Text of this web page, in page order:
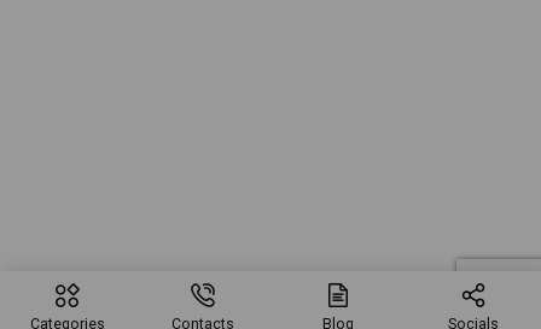
Categories Contacts Blog Socials